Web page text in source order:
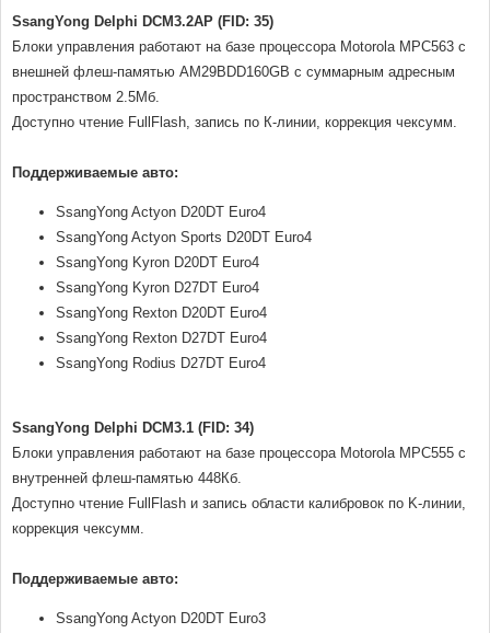
SsangYong Delphi DCM3.2AP (FID: 35)
Блоки управления работают на базе процессора Motorola MPC563 с
внешней флеш-памятью AM29BDD160GB с суммарным адресным
пространством 2.5Мб.
Доступно чтение FullFlash, запись по К-линии, коррекция чексумм.
Поддерживаемые авто:
SsangYong Actyon D20DT Euro4
SsangYong Actyon Sports D20DT Euro4
SsangYong Kyron D20DT Euro4
SsangYong Kyron D27DT Euro4
SsangYong Rexton D20DT Euro4
SsangYong Rexton D27DT Euro4
SsangYong Rodius D27DT Euro4
SsangYong Delphi DCM3.1 (FID: 34)
Блоки управления работают на базе процессора Motorola MPC555 с
внутренней флеш-памятью 448Кб.
Доступно чтение FullFlash и запись области калибровок по K-линии,
коррекция чексумм.
Поддерживаемые авто:
SsangYong Actyon D20DT Euro3